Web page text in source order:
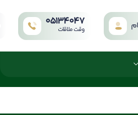
05134047
وقت ملاقات